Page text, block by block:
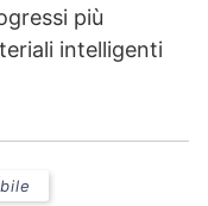
più
intelligenti